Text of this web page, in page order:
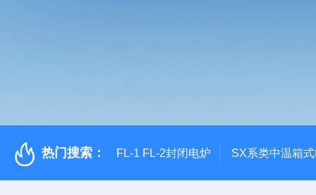
热门搜索： FL-1 FL-2封闭电炉 SX系类中温箱